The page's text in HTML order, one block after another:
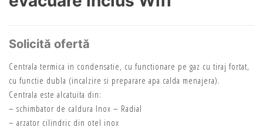
Solicită ofertă
Centrala termica in condensatie, cu functionare pe gaz cu tiraj fortat,
cu functie dubla (incalzire si preparare apa calda menajera).
Centrala este alcatuita din:
– schimbator de caldura Inox – Radial
– arzator cilindric din otel inox